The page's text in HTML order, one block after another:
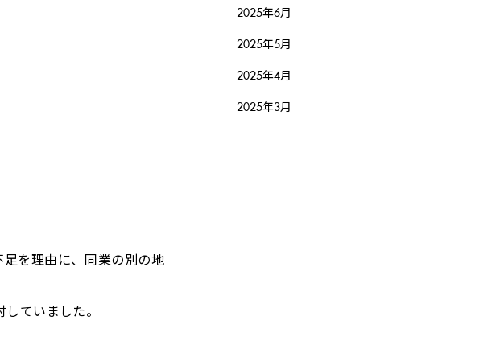
を理由に、同業の別の地
していました。
2025年6月
2025年5月
2025年4月
2025年3月